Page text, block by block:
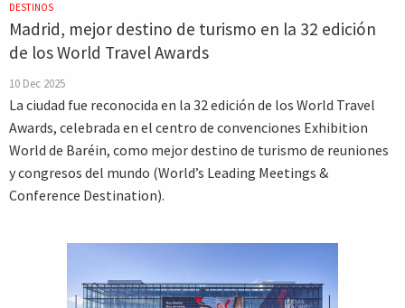
DESTINOS
Madrid, mejor destino de turismo en la 32 edición
de los World Travel Awards
10 Dec 2025
La ciudad fue reconocida en la 32 edición de los World Travel
Awards, celebrada en el centro de convenciones Exhibition
World de Baréin, como mejor destino de turismo de reuniones
y congresos del mundo (World’s Leading Meetings &
Conference Destination).